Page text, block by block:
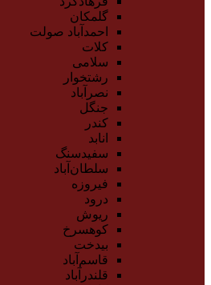
گلمکان
احمدآباد صولت
کلات
سلامی
رشتخوار
نصرآباد
جنگل
کندر
انابد
سفیدسنگ
سلطان‌آباد
فیروزه
درود
ریوش
کوهسرخ
بیدخت
قاسم‌آباد
قلندرآباد